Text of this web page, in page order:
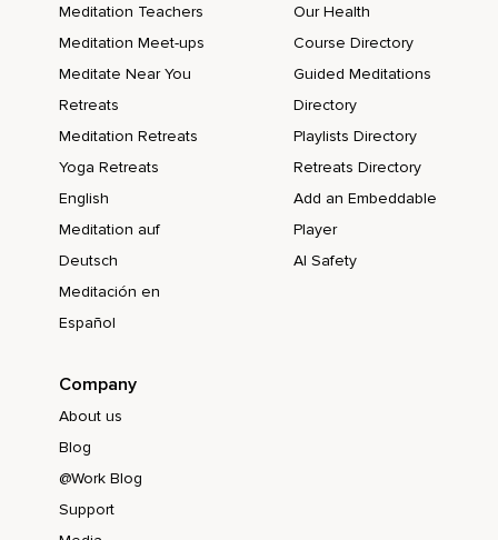
Meditation Teachers
Meditation Meet-ups
Meditate Near You
Retreats
Meditation Retreats
Yoga Retreats
English
Meditation auf
Deutsch
Meditación en
Español
Our Health
Course Directory
Guided Meditations
Directory
Playlists Directory
Retreats Directory
Add an Embeddable
Player
AI Safety
Company
About us
Blog
@Work Blog
Support